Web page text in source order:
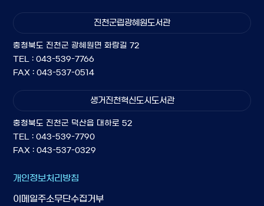
진천군립광혜원도서관
충청북도 진천군 광혜원면 화랑길 72
TEL : 043-539-7766
FAX : 043-537-0514
생거진천혁신도시도서관
충청북도 진천군 덕산읍 대하로 52
TEL : 043-539-7790
FAX : 043-537-0329
개인정보처리방침
이메일주소무단수집거부